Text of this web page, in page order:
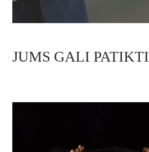
JUMS GALI PATIKTI